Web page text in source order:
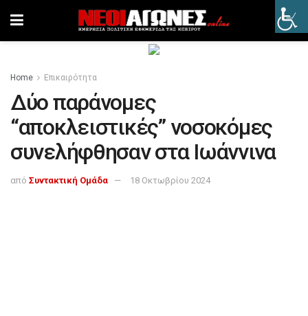
Home Επικαιρότητα
Δύο παράνομες
“αποκλειστικές” νοσοκόμες
συνελήφθησαν στα Ιωάννινα
από Συντακτική Ομάδα 18 Οκτωβρίου 2024